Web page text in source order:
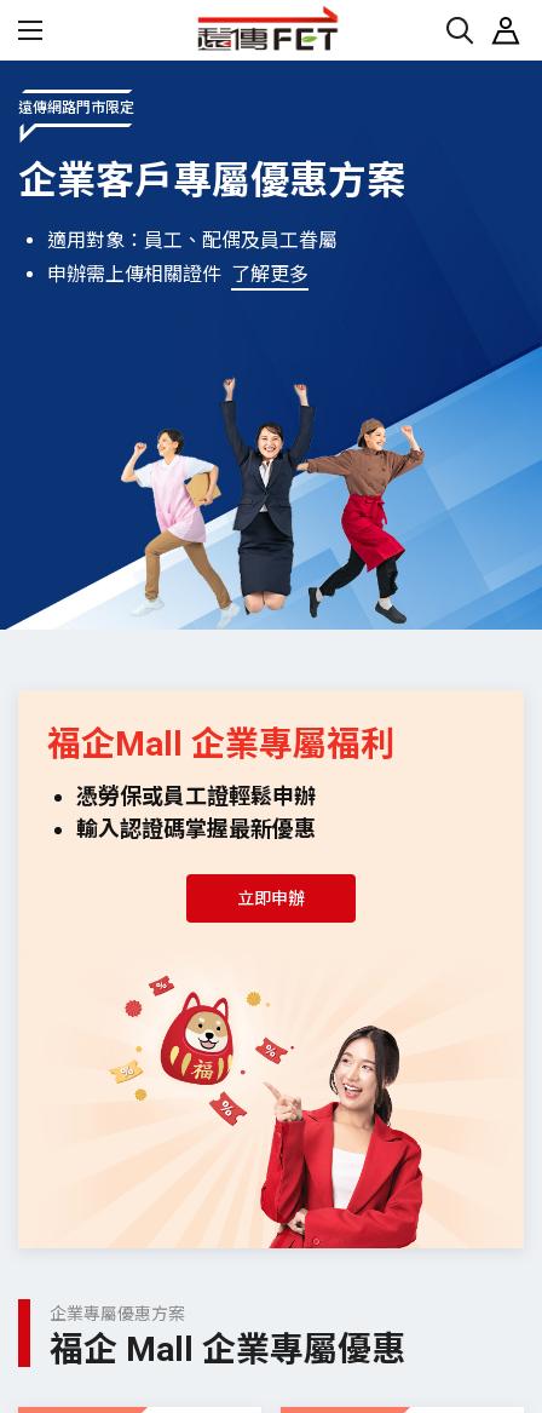
遠傳網路門市限定
企業客戶專屬優惠方案
適用對象：員工、配偶及員工眷屬
申辦需上傳相關證件 了解更多
福企Mall 企業專屬福利
憑勞保或員工證輕鬆申辦
輸入認證碼掌握最新優惠
立即申辦
企業專屬優惠方案
福企 Mall 企業專屬優惠